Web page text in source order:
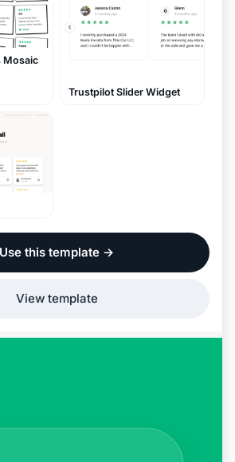
Mosaic
Trustpilot Slider Widget
Use this template →
View template